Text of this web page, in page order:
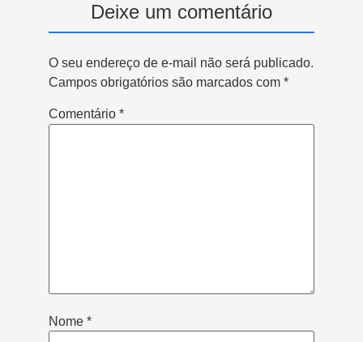
Deixe um comentário
O seu endereço de e-mail não será publicado.
Campos obrigatórios são marcados com *
Comentário *
Nome *